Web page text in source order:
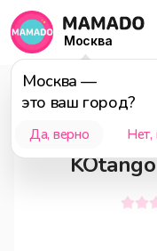
Москва
Москва —
это ваш город?
Да, верно Нет,